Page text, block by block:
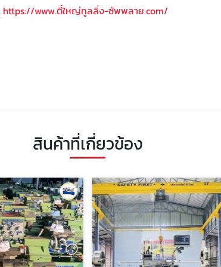
https://www.ตี๋ใหญ่ทูลลิ่ง-ซัพพลาย.com/
สินค้าที่เกี่ยวข้อง